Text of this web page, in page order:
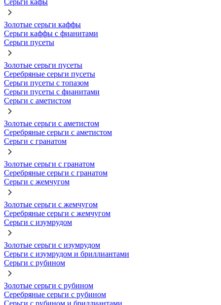
Серьги кафы
Золотые серьги каффы
Серьги каффы с фианитами
Серьги пусеты
Золотые серьги пусеты
Серебряные серьги пусеты
Серьги пусеты с топазом
Серьги пусеты с фианитами
Серьги с аметистом
Золотые серьги с аметистом
Серебряные серьги с аметистом
Серьги с гранатом
Золотые серьги с гранатом
Серебряные серьги с гранатом
Серьги с жемчугом
Золотые серьги с жемчугом
Серебряные серьги с жемчугом
Серьги с изумрудом
Золотые серьги с изумрудом
Серьги с изумрудом и бриллиантами
Серьги с рубином
Золотые серьги с рубином
Серебряные серьги с рубином
Серьги с рубином и бриллиантами